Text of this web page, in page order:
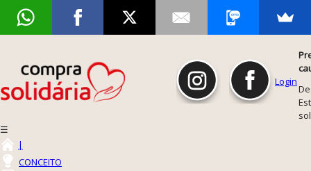
Login
☰
|
CONCEITO